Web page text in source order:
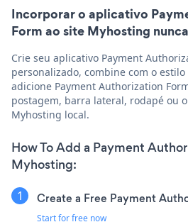
Incorporar o aplicativo
Form ao site Myhosting
Crie seu aplicativo Payment
personalizado, combine com o
adicione Payment Authorization
postagem, barra lateral, rodapé ou
Myhosting local.
How To Add a Payment
Myhosting:
Create a Free Payment
Start for free now